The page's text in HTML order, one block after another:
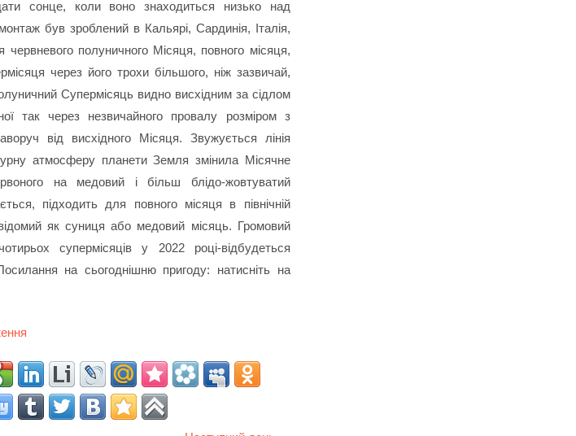
сонце, коли воно знаходиться низько над
був зроблений в Кальярі, Сардинія, Італія,
червневого полуничного Місяця, повного місяця,
через його трохи більшого, ніж зазвичай,
Супермісяць видно висхідним за сідлом
так через незвичайного провалу розміром з
від висхідного Місяця. Звужується лінія
атмосферу планети Земля змінила Місячне
на медовий і більш блідо-жовтуватий
підходить для повного місяця в північній
як суниця або медовий місяць. Громовий
супермісяців у 2022 році-відбудеться
на сьогоднішню пригоду: натисніть на